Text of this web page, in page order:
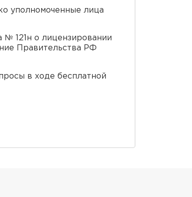
уполномоченные лица
121н о лицензировании
Правительства РФ
в ходе бесплатной